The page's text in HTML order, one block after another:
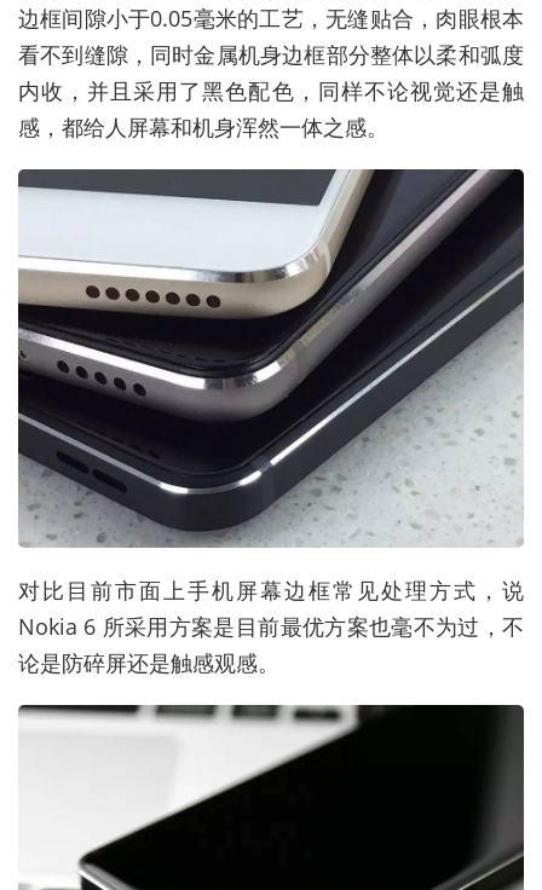
边框间隙小于0.05毫米的工艺，无缝贴合，肉眼根本
看不到缝隙，同时金属机身边框部分整体以柔和弧度
内收，并且采用了黑色配色，同样不论视觉还是触
感，都给人屏幕和机身浑然一体之感。
对比目前市面上手机屏幕边框常见处理方式，说
Nokia 6 所采用方案是目前最优方案也毫不为过，不
论是防碎屏还是触感观感。